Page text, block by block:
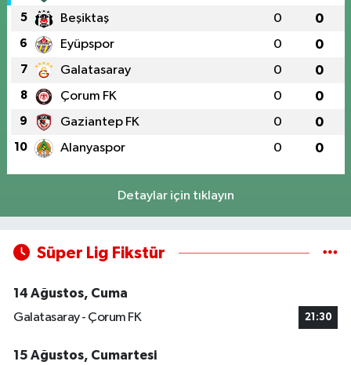
5 Beşiktaş 0 0
6 Eyüpspor 0 0
7 Galatasaray 0 0
8 Çorum FK 0 0
9 Gaziantep FK 0 0
10 Alanyaspor 0 0
Detaylar için tıklayın
Süper Lig Fikstür
14 Ağustos, Cuma
Galatasaray - Çorum FK
21:30
15 Ağustos, Cumartesi